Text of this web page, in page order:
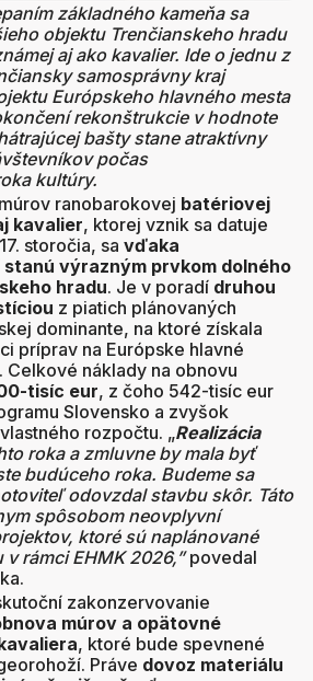
základného kameňa sa
objektu Trenčianskeho hradu
aj ako kavalier. Ide o jednu z
samosprávny kraj
Európskeho hlavného mesta
rekonštrukcie v hodnote
bašty stane atraktívny
počas
kultúry.
ranobarokovej batériovej
kavalier, ktorej vznik sa datuje
storočia, sa vďaka
výrazným prvkom dolného
hradu. Je v poradí druhou
z piatich plánovaných
dominante, na ktoré získala
príprav na Európske hlavné
Celkové náklady na obnovu
tisíc eur, z čoho 542-tisíc eur
Slovensko a zvyšok
rozpočtu. „Realizácia
roka a zmluvne by mala byť
budúceho roka. Budeme sa
odovzdal stavbu skôr. Táto
spôsobom neovplyvní
ktoré sú naplánované
rámci EHMK 2026,” povedal
zakonzervovanie
múrov a opätovné
, ktoré bude spevnené
Práve dovoz materiálu